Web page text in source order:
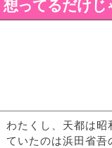
想ってるだけじ
わたくし、天都は昭
ていたのは浜田省吾